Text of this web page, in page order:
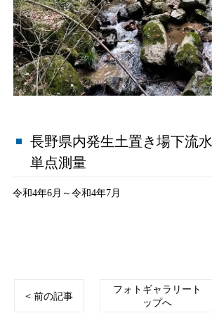
長野県内発生土置き場下流
単点測量
令和4年6月～令和4年7月
< 前の記事
フォトギャラリート
ップへ